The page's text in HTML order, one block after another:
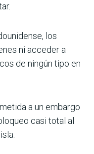
los
ni acceder a
de ningún tipo en
a un embargo
casi total al